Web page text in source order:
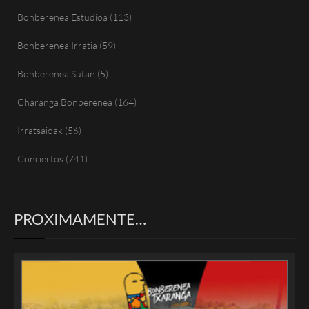
Bonberenea Estudioa (113)
Bonberenea Irratia (59)
Bonberenea Sutan (5)
Charanga Bonberenea (164)
Irratsaioak (56)
Conciertos (741)
PROXIMAMENTE…